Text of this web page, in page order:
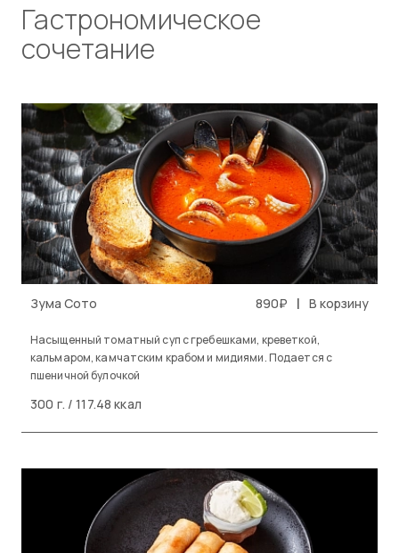
Гастрономическое
сочетание
Зума Сото 890₽ | В корзину
Насыщенный томатный суп с гребешками, креветкой,
кальмаром, камчатским крабом и мидиями. Подается с
пшеничной булочкой
300 г. / 117.48 ккал